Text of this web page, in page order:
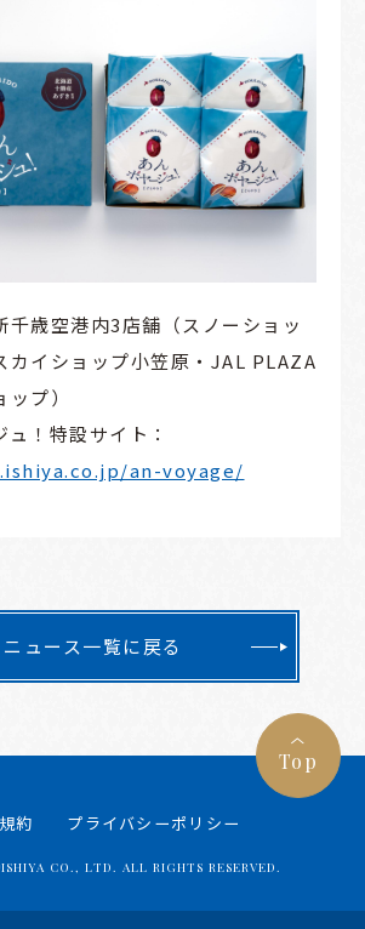
歳空港内3店舗（スノーショッ
カイショップ小笠原・JAL PLAZA
プ）
！特設サイト：
an-voyage/
ニュース一覧に戻る
Top
約 プライバシーポリシー
ISHIYA CO., LTD. ALL RIGHTS RESERVED.